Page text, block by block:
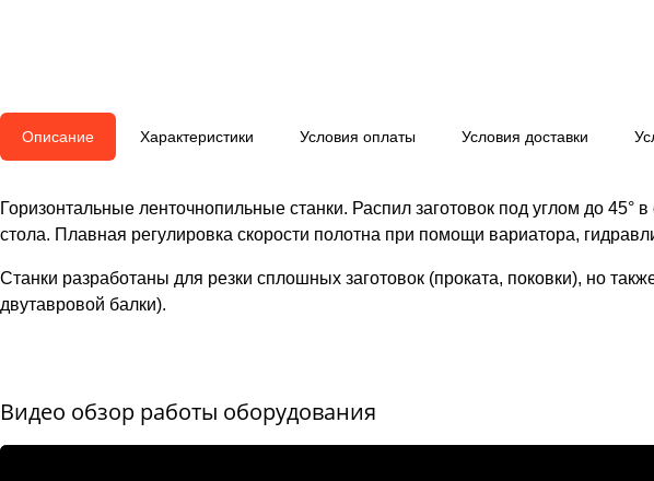
Описание Характеристики Условия оплаты Условия доставки
Горизонтальные ленточнопильные станки. Распил заготовок под углом до
стола. Плавная регулировка скорости полотна при помощи вариатора,
Станки разработаны для резки сплошных заготовок (проката, поковки), но
двутавровой балки).
Видео обзор работы оборудования